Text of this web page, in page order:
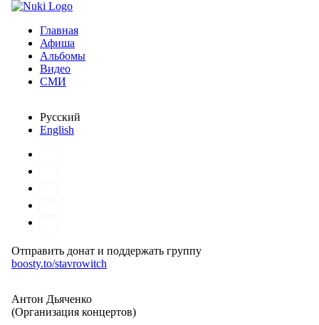
Главная
Афиша
Альбомы
Видео
СМИ
Русский
English
Отправить донат и поддержать группу
boosty.to/stavrowitch
Антон Дьяченко
(Организация концертов)